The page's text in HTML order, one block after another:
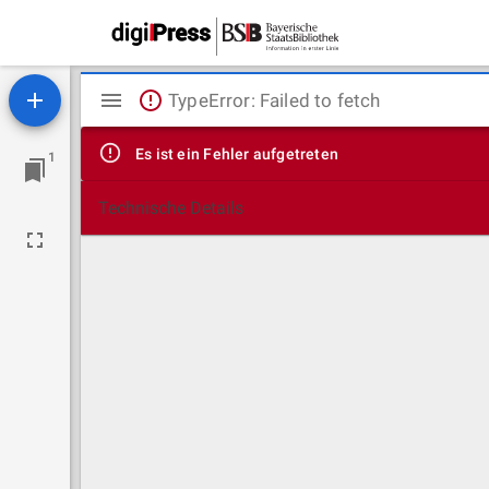
1
Mirador
Viewer
TypeError: Failed to fetch
Es ist ein Fehler aufgetreten
Technische Details